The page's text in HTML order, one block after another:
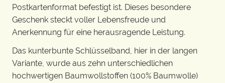
Postkartenformat befestigt ist. Dieses besondere
Geschenk steckt voller Lebensfreude und
Anerkennung für eine herausragende Leistung.
Das kunterbunte Schlüsselband, hier in der langen
Variante, wurde aus zehn unterschiedlichen
hochwertigen Baumwollstoffen (100% Baumwolle)